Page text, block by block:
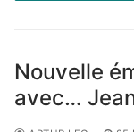
Nouvelle
avec…